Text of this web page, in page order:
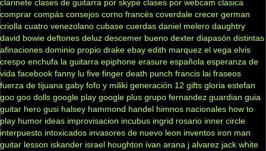
clarinete clases de guitarra por skype clases por webcam clasica
comprar compás consejos corno francés coverdale crecer german
criolla cuatro venezolano cubase cuerdas daniel melero daughtry
david bowie deftones deluz descemer bueno dexter diapasón distintas
afinaciones dominio propio drake ebay edith marquez el vega elvis
crespo enchufa la guitarra epiphone erasure española esperanza de
vida facebook fanny lu five finger death punch francis lai fraseos
fuerza de tijuana gaby fofo y miliki generación 12 gifts gloria estefan
goo goo dolls google play google plus grupo fernandez guardian guia
guitar hero gusi halsey hammond handel himnos nacionales how to
play humor ideas improvisacion incubus ingrid rosario inner circle
interpuesto intoxicados invasores de nuevo leon inventos iron man
guitar lesson iskander israel houghton ivan arana j alvarez jack white